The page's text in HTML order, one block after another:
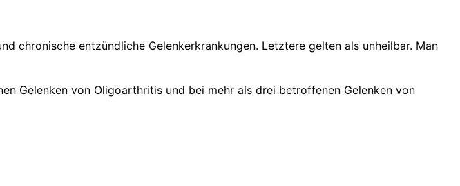
chronische entzündliche Gelenkerkrankungen. Letztere gelten als unheilbar. Man
Gelenken von Oligoarthritis und bei mehr als drei betroffenen Gelenken von